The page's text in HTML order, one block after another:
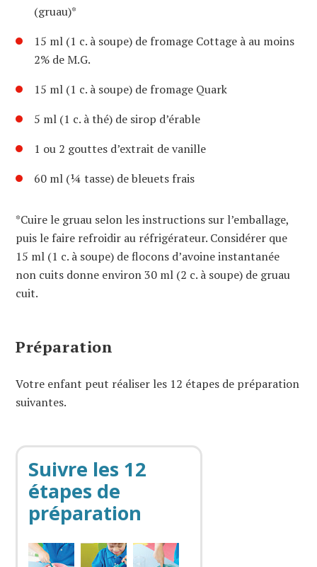
(gruau)*
15 ml (1 c. à soupe) de fromage Cottage à au moins
2% de M.G.
15 ml (1 c. à soupe) de fromage Quark
5 ml (1 c. à thé) de sirop d’érable
1 ou 2 gouttes d’extrait de vanille
60 ml (¼ tasse) de bleuets frais
*Cuire le gruau selon les instructions sur l’emballage,
puis le faire refroidir au réfrigérateur. Considérer que
15 ml (1 c. à soupe) de flocons d’avoine instantanée
non cuits donne environ 30 ml (2 c. à soupe) de gruau
cuit.
Préparation
Votre enfant peut réaliser les 12 étapes de préparation
suivantes.
Suivre les 12
étapes de
préparation